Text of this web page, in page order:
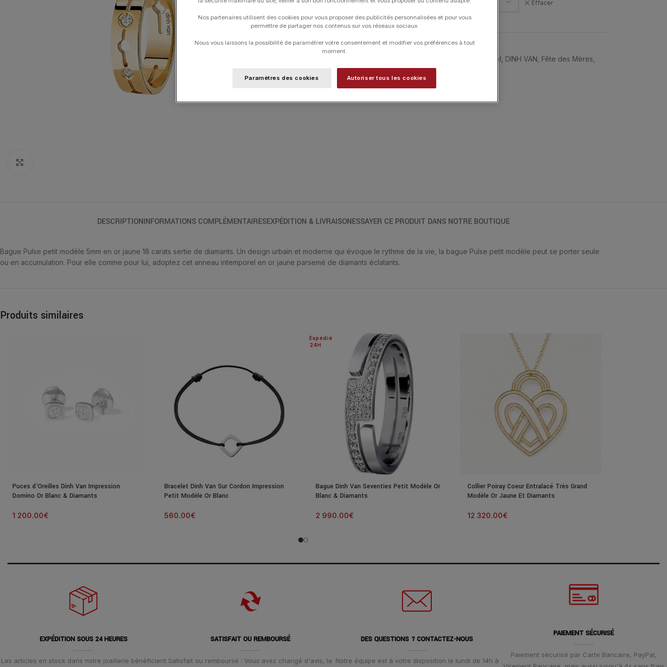
Effacer
228511
Bijoux Noël DINH VAN Fête des Mères
Pulse, Typologies
DESCRIPTIONINFORMATIONS COMPLÉMENTAIRESEXPÉDITION & LIVRAISONESSAYER CE PRODUIT DANS NOTRE BOUTIQUE
Bague Pulse petit modèle 5mm en or jaune 18 carats sertie de diamants. Un design urbain et moderne qui évoque le rythme de la vie, la bague Pulse petit modèle peut se porter seule
ou en accumulation. Pour elle comme pour lui, adoptez cet anneau intemporel en or jaune parsemé de diamants éclatants.
Produits similaires
Puces d’Oreilles Dinh Van Impression
Domino Or Blanc & Diamants
1 200.00€
Bracelet Dinh Van Sur Cordon Impression
Petit Modèle Or Blanc
560.00€
24H
Expédié
Bague Dinh Van Seventies Petit Modèle Or
Blanc & Diamants
2 990.00€
Collier Poiray Coeur Entralacé Très Grand
Modèle Or Jaune Et Diamants
12 320.00€
EXPÉDITION SOUS 24 HEURES
Les articles en stock dans notre joaillerie bénéficient
SATISFAIT OU REMBOURSÉ
Satisfait ou remboursé : Vous avez changé d'avis, la
DES QUESTIONS ? CONTACTEZ-NOUS
Notre équipe est à votre disposition le lundi de 14h à
PAIEMENT SÉCURISÉ
Paiement sécurisé par Carte Bancaire, PayPal,
Nos partenaires utilisent des cookies pour vous proposer des publicités personnalisées et pour vous
permettre de partager nos contenus sur vos réseaux sociaux.
Nous vous laissons la possibilité de paramétrer votre consentement et modifier vos préférences à tout
moment.
Paramètres des cookies Autoriser tous les cookies